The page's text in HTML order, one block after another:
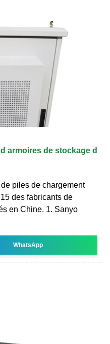
armoires de stockage d
piles de chargement
des fabricants de
en Chine. 1. Sanyo
WhatsApp